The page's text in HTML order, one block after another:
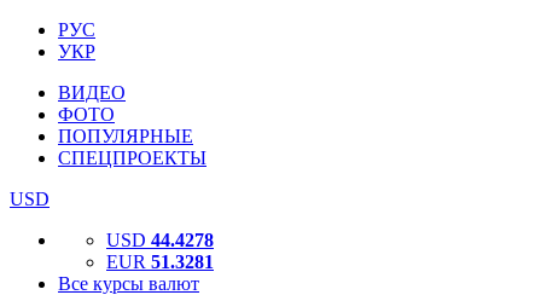
РУС
УКР
ВИДЕО
ФОТО
ПОПУЛЯРНЫЕ
СПЕЦПРОЕКТЫ
USD
USD 44.4278
EUR 51.3281
Все курсы валют